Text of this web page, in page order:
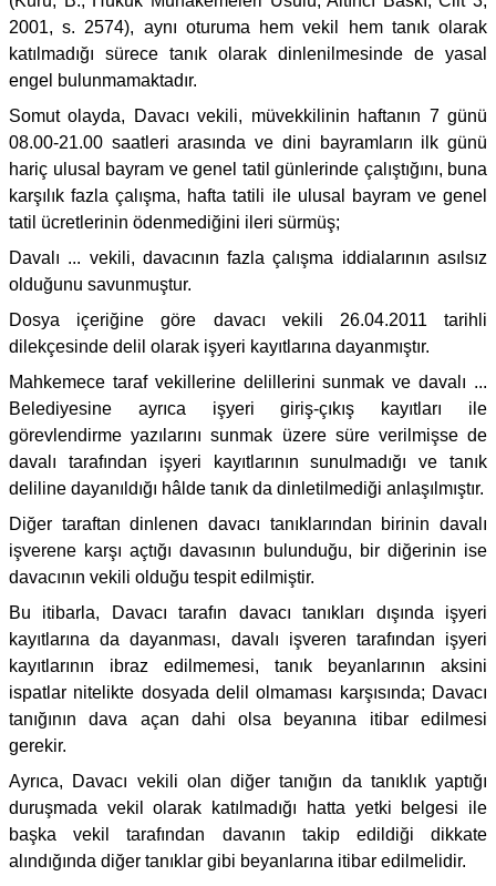
2001, s. 2574), aynı oturuma hem vekil hem tanık olarak
katılmadığı sürece tanık olarak dinlenilmesinde de yasal
engel bulunmamaktadır.
Somut olayda, Davacı vekili, müvekkilinin haftanın 7 günü
08.00-21.00 saatleri arasında ve dini bayramların ilk günü
hariç ulusal bayram ve genel tatil günlerinde çalıştığını, buna
karşılık fazla çalışma, hafta tatili ile ulusal bayram ve genel
tatil ücretlerinin ödenmediğini ileri sürmüş;
Davalı ... vekili, davacının fazla çalışma iddialarının asılsız
olduğunu savunmuştur.
Dosya içeriğine göre davacı vekili 26.04.2011 tarihli
dilekçesinde delil olarak işyeri kayıtlarına dayanmıştır.
Mahkemece taraf vekillerine delillerini sunmak ve davalı ...
Belediyesine ayrıca işyeri giriş-çıkış kayıtları ile
görevlendirme yazılarını sunmak üzere süre verilmişse de
davalı tarafından işyeri kayıtlarının sunulmadığı ve tanık
deliline dayanıldığı hâlde tanık da dinletilmediği anlaşılmıştır.
Diğer taraftan dinlenen davacı tanıklarından birinin davalı
işverene karşı açtığı davasının bulunduğu, bir diğerinin ise
davacının vekili olduğu tespit edilmiştir.
Bu itibarla, Davacı tarafın davacı tanıkları dışında işyeri
kayıtlarına da dayanması, davalı işveren tarafından işyeri
kayıtlarının ibraz edilmemesi, tanık beyanlarının aksini
ispatlar nitelikte dosyada delil olmaması karşısında; Davacı
tanığının dava açan dahi olsa beyanına itibar edilmesi
gerekir.
Ayrıca, Davacı vekili olan diğer tanığın da tanıklık yaptığı
duruşmada vekil olarak katılmadığı hatta yetki belgesi ile
başka vekil tarafından davanın takip edildiği dikkate
alındığında diğer tanıklar gibi beyanlarına itibar edilmelidir.